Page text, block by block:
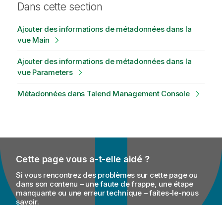
Dans cette section
Ajouter des informations de métadonnées dans la
vue Main
Ajouter des informations de métadonnées dans la
vue Parameters
Métadonnées dans Talend Management Console
Cette page vous a-t-elle aidé ?
Si vous rencontrez des problèmes sur cette page ou
dans son contenu – une faute de frappe, une étape
manquante ou une erreur technique – faites-le-nous
savoir.